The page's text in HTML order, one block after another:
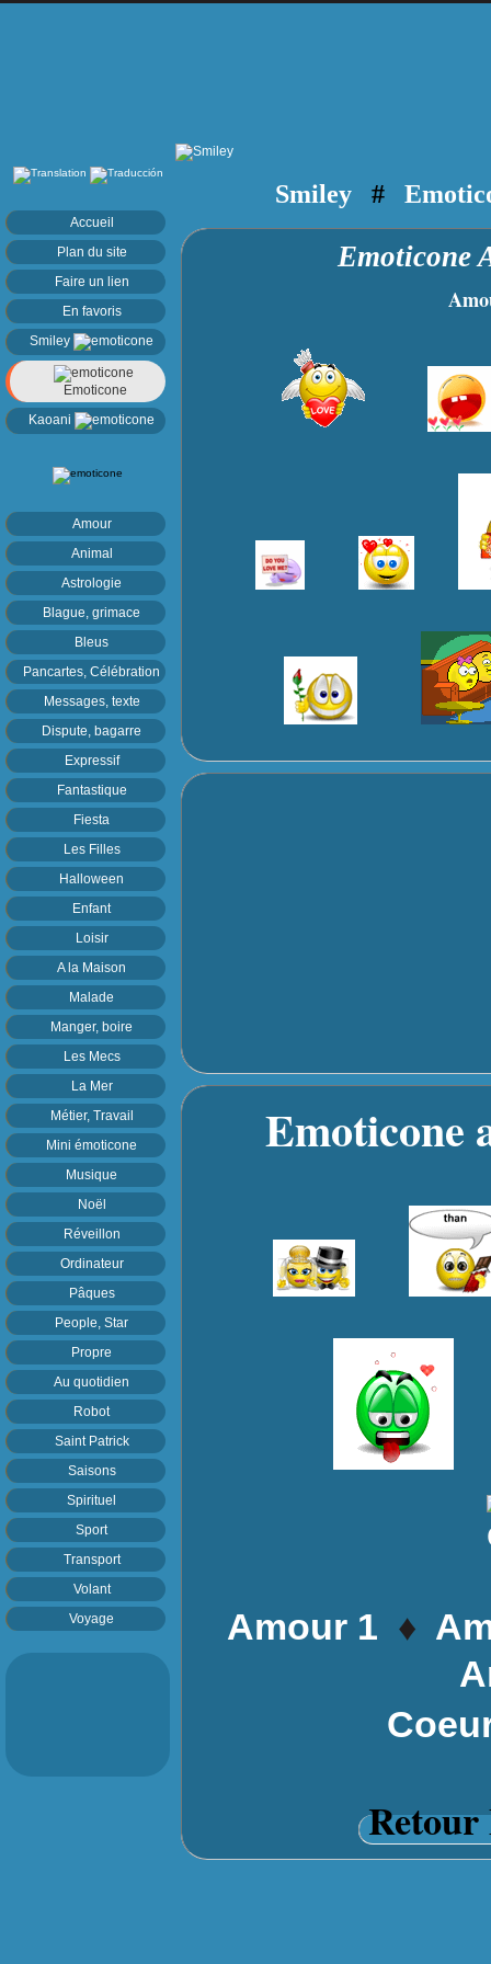
Accueil
Plan du site
Faire un lien
En favoris
Smiley
Emoticone
Kaoani
Amour
Animal
Astrologie
Blague, grimace
Bleus
Pancartes, Célébration
Messages, texte
Dispute, bagarre
Expressif
Fantastique
Fiesta
Les Filles
Halloween
Enfant
Loisir
A la Maison
Malade
Manger, boire
Les Mecs
La Mer
Métier, Travail
Mini émoticone
Musique
Noël
Réveillon
Ordinateur
Pâques
People, Star
Propre
Au quotidien
Robot
Saint Patrick
Saisons
Spirituel
Sport
Transport
Volant
Voyage
Smiley#
Emoticone
Amour 1 ♦
Retour